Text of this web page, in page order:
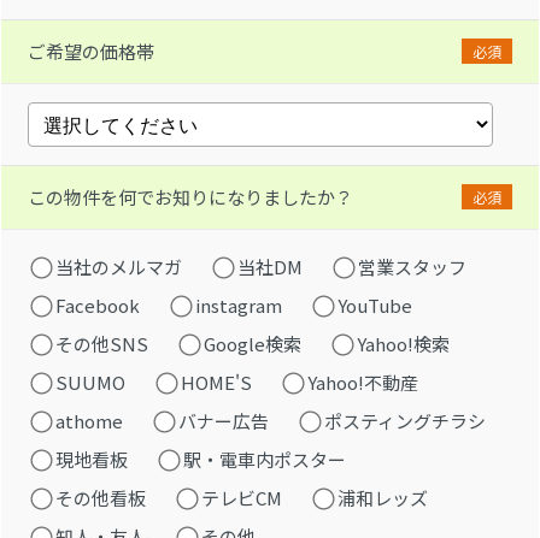
ご希望の価格帯 必須
この物件を何でお知りになりましたか？ 必須
当社のメルマガ 当社DM
営業スタッフ
Facebook
instagram
YouTube
その他SNS
Google検索
Yahoo!検索
SUUMO
HOME'S
Yahoo!不動産
athome
バナー広告
ポスティングチラシ
現地看板
駅・電車内ポスター
その他看板
テレビCM
浦和レッズ